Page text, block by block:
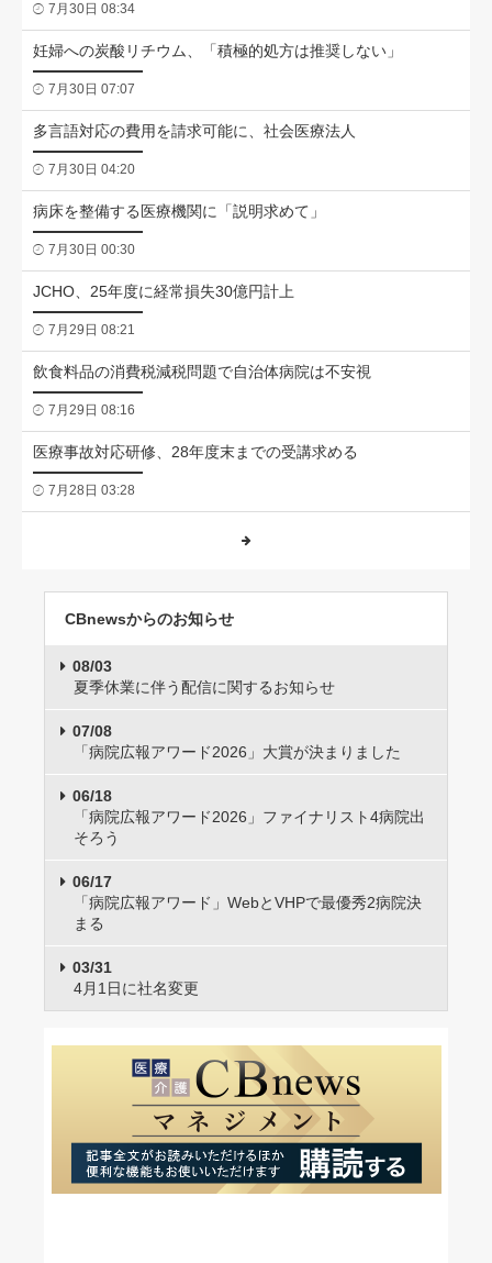
7月30日 08:34
妊婦への炭酸リチウム、「積極的処方は推奨しない」
7月30日 07:07
多言語対応の費用を請求可能に、社会医療法人
7月30日 04:20
病床を整備する医療機関に「説明求めて」
7月30日 00:30
JCHO、25年度に経常損失30億円計上
7月29日 08:21
飲食料品の消費税減税問題で自治体病院は不安視
7月29日 08:16
医療事故対応研修、28年度末までの受講求める
7月28日 03:28
CBnewsからのお知らせ
08/03
夏季休業に伴う配信に関するお知らせ
07/08
「病院広報アワード2026」大賞が決まりました
06/18
「病院広報アワード2026」ファイナリスト4病院出
そろう
06/17
「病院広報アワード」WebとVHPで最優秀2病院決
まる
03/31
4月1日に社名変更